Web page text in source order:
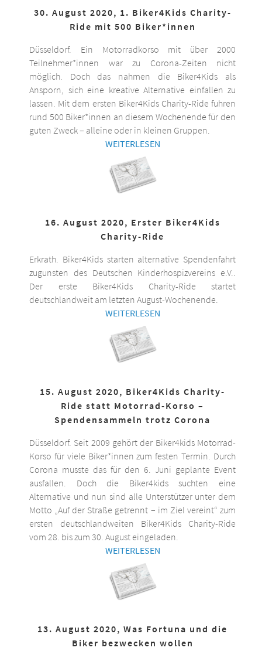
30. August 2020, 1. Biker4Kids Charity-
Ride mit 500 Biker*innen
Düsseldorf. Ein Motorradkorso mit über 2000
Teilnehmer*innen war zu Corona-Zeiten nicht
möglich. Doch das nahmen die Biker4Kids als
Ansporn, sich eine kreative Alternative einfallen zu
lassen. Mit dem ersten Biker4Kids Charity-Ride fuhren
rund 500 Biker*innen an diesem Wochenende für den
guten Zweck – alleine oder in kleinen Gruppen.
WEITERLESEN
16. August 2020, Erster Biker4Kids
Charity-Ride
Erkrath. Biker4Kids starten alternative Spendenfahrt
zugunsten des Deutschen Kinderhospizvereins e.V..
Der erste Biker4Kids Charity-Ride startet
deutschlandweit am letzten August-Wochenende.
WEITERLESEN
15. August 2020, Biker4Kids Charity-
Ride statt Motorrad-Korso –
Spendensammeln trotz Corona
Düsseldorf. Seit 2009 gehört der Biker4kids Motorrad-
Korso für viele Biker*innen zum festen Termin. Durch
Corona musste das für den 6. Juni geplante Event
ausfallen. Doch die Biker4kids suchten eine
Alternative und nun sind alle Unterstützer unter dem
Motto „Auf der Straße getrennt – im Ziel vereint“ zum
ersten deutschlandweiten Biker4Kids Charity-Ride
vom 28. bis zum 30. August eingeladen.
WEITERLESEN
13. August 2020, Was Fortuna und die
Biker bezwecken wollen